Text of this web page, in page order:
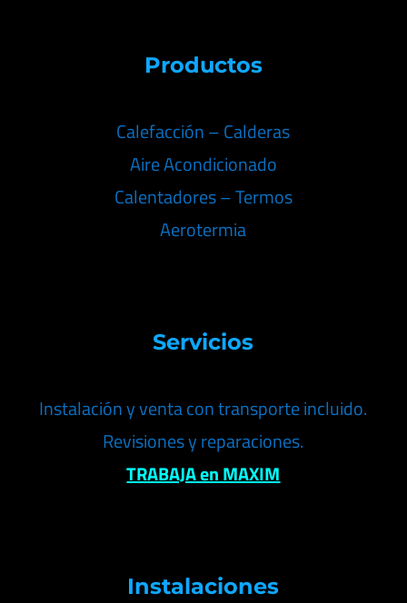
Productos
Calefacción – Calderas
Aire Acondicionado
Calentadores – Termos
Aerotermia
Servicios
Instalación y venta con transporte incluido.
Revisiones y reparaciones.
TRABAJA en MAXIM
Instalaciones